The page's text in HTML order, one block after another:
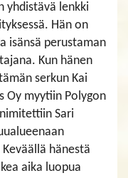
yhdistävä lenkki
Hän on
isänsä perustaman
Kun hänen
serkun Kai
Oy myytiin Polygon
Sari
hänestä
aika luopua